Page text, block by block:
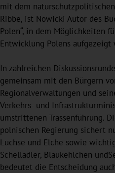
mit dem
Ribbe, ist Nowicki Autor des
Polen“, in dem Möglichkeiten
Entwicklung Polens aufgezeigt
In zahlreichen
gemeinsam mit den Bürgern
Regionalverwaltungen und
Verkehrs- und
umstrittenen Trassenführung.
polnischen Regierung sichert
Luchse und Elche sowie
Schelladler, Blaukehlchen
bedeutet die Entscheidung